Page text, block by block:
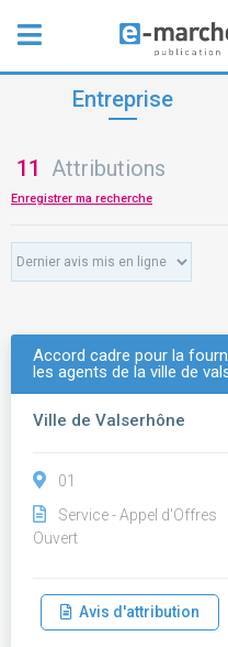
Entreprise
11 Attributions
Enregistrer ma recherche
Accord cadre pour la
les agents de la ville de
Ville de Valserhône
01
Service - Appel d'Offres
Ouvert
Avis d'attribution